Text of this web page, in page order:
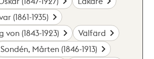
(1861-1935)
von (1843-1923)
Välfärd
Sondén, Mårten (1846-1913)